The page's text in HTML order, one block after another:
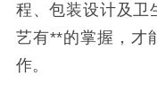
程、包装设计及卫
艺有**的掌握，才
作。